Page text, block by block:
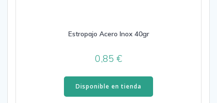
Estropajo Acero Inox 40gr
0,85€
Disponible en tienda